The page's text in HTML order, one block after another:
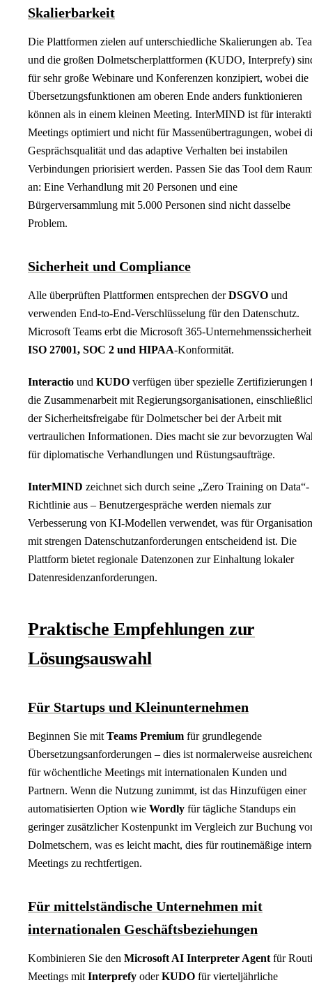
Skalierbarkeit
Die Plattformen zielen auf unterschiedliche Skalierungen ab.
und die großen Dolmetscherplattformen (KUDO, Interprefy)
für sehr große Webinare und Konferenzen konzipiert, wobei die
Übersetzungsfunktionen am oberen Ende anders funktionieren
können als in einem kleinen Meeting. InterMIND ist für
Meetings optimiert und nicht für Massenübertragungen, wobei
Gesprächsqualität und das adaptive Verhalten bei instabilen
Verbindungen priorisiert werden. Passen Sie das Tool dem
an: Eine Verhandlung mit 20 Personen und eine
Bürgerversammlung mit 5.000 Personen sind nicht dasselbe
Problem.
Sicherheit und Compliance
Alle überprüften Plattformen entsprechen derDSGVO und
verwenden End-to-End-Verschlüsselung für den Datenschutz.
Microsoft Teams erbt die Microsoft 365-
ISO 27001, SOC 2 und HIPAA-Konformität.
Interactio und KUDO verfügen über spezielle Zertifizierungen
die Zusammenarbeit mit Regierungsorganisationen,
der Sicherheitsfreigabe für Dolmetscher bei der Arbeit mit
vertraulichen Informationen. Dies macht sie zur bevorzugten
für diplomatische Verhandlungen und Rüstungsaufträge.
InterMIND zeichnet sich durch seine „Zero Training on Data“-
Richtlinie aus – Benutzergespräche werden niemals zur
Verbesserung von KI-Modellen verwendet, was für
mit strengen Datenschutzanforderungen entscheidend ist. Die
Plattform bietet regionale Datenzonen zur Einhaltung lokaler
Datenresidenzanforderungen.
Praktische Empfehlungen zur
Lösungsauswahl
Für Startups und Kleinunternehmen
Beginnen Sie mit Teams Premium für grundlegende
Übersetzungsanforderungen – dies ist normalerweise
für wöchentliche Meetings mit internationalen Kunden und
Partnern. Wenn die Nutzung zunimmt, ist das Hinzufügen einer
automatisierten Option wie Wordly für tägliche Standups ein
geringer zusätzlicher Kostenpunkt im Vergleich zur Buchung
Dolmetschern, was es leicht macht, dies für routinemäßige
Meetings zu rechtfertigen.
Für mittelständische Unternehmen mit
internationalen Geschäftsbeziehungen
Kombinieren Sie den Microsoft AI Interpreter Agent für
Meetings mit Interprefy oderKUDO für vierteljährliche